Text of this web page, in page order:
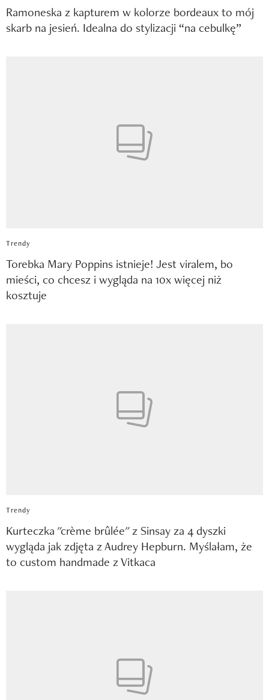
Ramoneska z kapturem w kolorze bordeaux to mój
skarb na jesień. Idealna do stylizacji “na cebulkę”
Trendy
Torebka Mary Poppins istnieje! Jest viralem, bo
mieści, co chcesz i wygląda na 10x więcej niż
kosztuje
Trendy
Kurteczka "crème brûlée" z Sinsay za 4 dyszki
wygląda jak zdjęta z Audrey Hepburn. Myślałam, że
to custom handmade z Vitkaca